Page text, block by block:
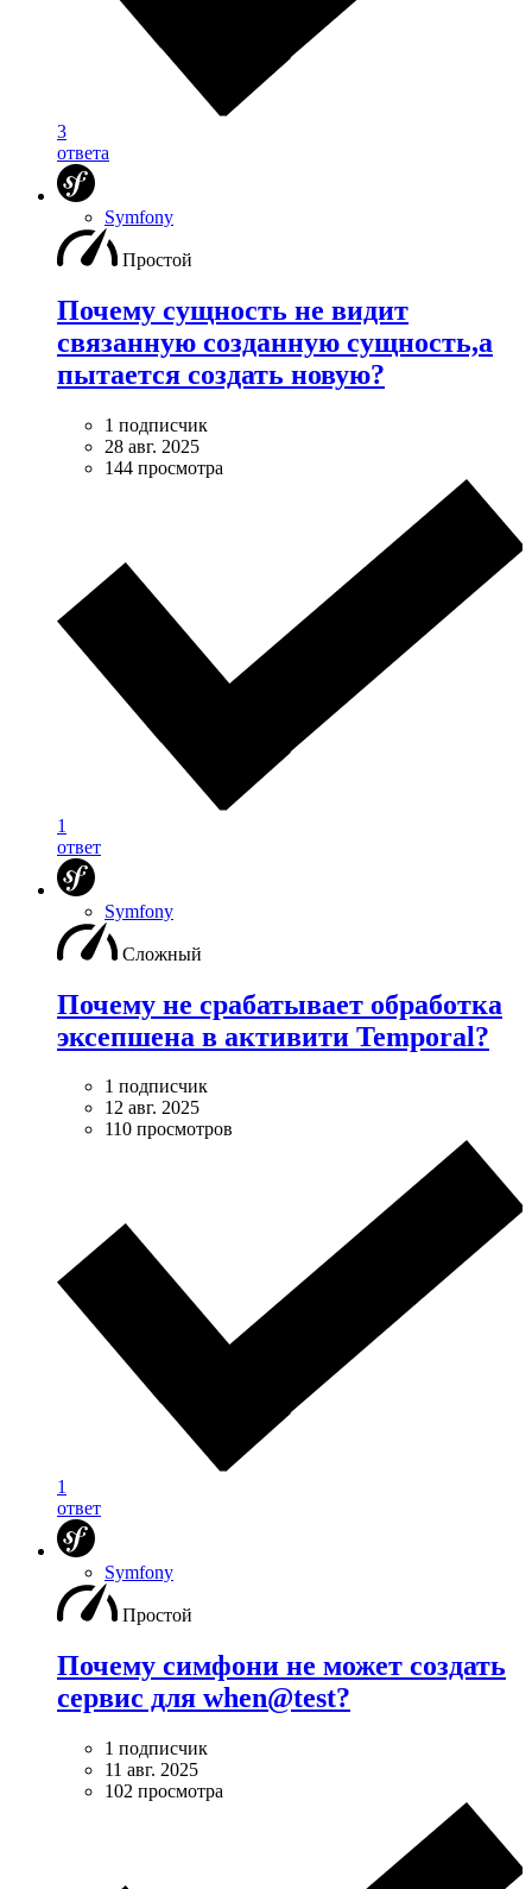
3
ответа
Symfony
Простой
Почему сущность не видит
связанную созданную сущность,а
пытается создать новую?
1 подписчик
28 авг. 2025
144 просмотра
1
ответ
Symfony
Сложный
Почему не срабатывает обработка
эксепшена в активити Temporal?
1 подписчик
12 авг. 2025
110 просмотров
1
ответ
Symfony
Простой
Почему симфони не может создать
сервис для when@test?
1 подписчик
11 авг. 2025
102 просмотра